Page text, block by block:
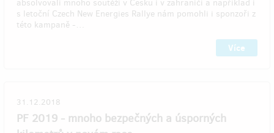
absolvovali mnoho soutěží v Česku i v zahraničí a například i
s letoční Czech New Energies Rallye nám pomohli i sponzoři z
této kampaně -…
Více
31.12.2018
PF 2019 - mnoho bezpečných a úsporných